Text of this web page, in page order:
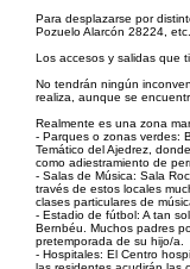
Para desplazarse por
Pozuelo Alarcón 28224,
Los accesos y salidas que
No tendrán ningún
realiza, aunque se
Realmente es una zona
- Parques o zonas verdes:
Temático del Ajedrez,
como adiestramiento de
- Salas de Música: Sala
través de estos locales
clases particulares de
- Estadio de fútbol: A tan
Bernbéu. Muchos padres
pretemporada de su hijo/a.
- Hospitales: El Centro